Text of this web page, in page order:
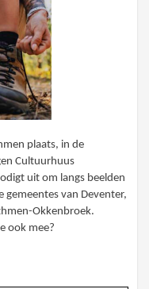
plaats, in de
Cultuurhuus
uit om langs beelden
van Deventer,
Okkenbroek.
ook mee?